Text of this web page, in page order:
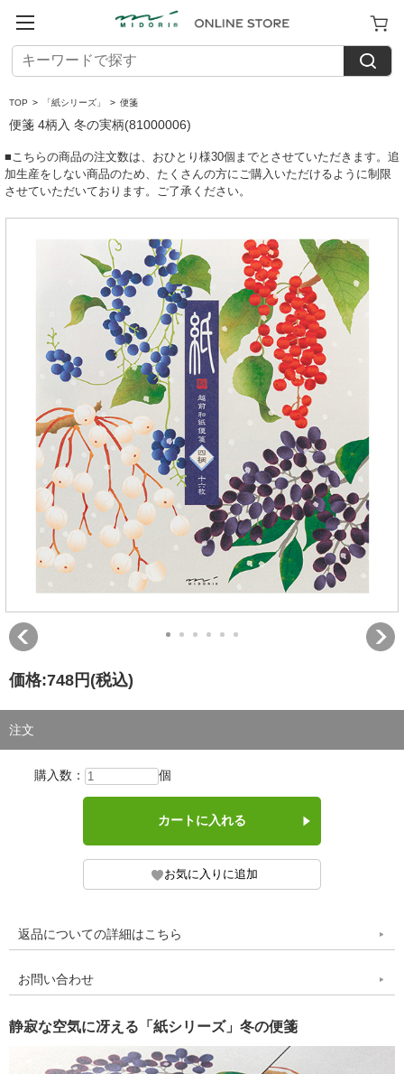
TOP > 「紙シリーズ」 > 便箋
便箋 4柄入 冬の実柄(81000006)
■こちらの商品の注文数は、おひとり様30個までとさせていただきます。追
加生産をしない商品のため、たくさんの方にご購入いただけるように制限
させていただいております。ご了承ください。
価格:748円 (税込)
注文
購入数： 個
返品についての詳細はこちら
お問い合わせ
静寂な空気に冴える「紙シリーズ」冬の便箋